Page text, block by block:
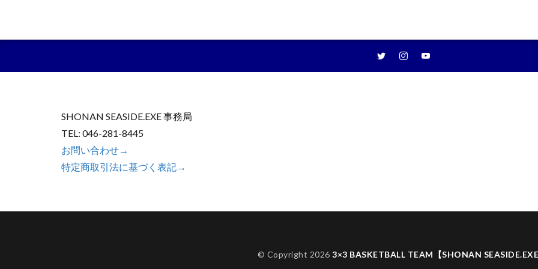
SHONAN SEASIDE.EXE 事務局
TEL: 046-281-8445
お問い合わせ→
特定商取引法に基づく表記→
© Copyright 20263×3 BASKETBALL TEAM【SHONAN